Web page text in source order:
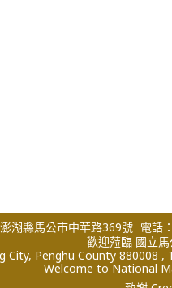
湖縣馬公市中華路369號 電話
歡迎蒞臨 國立
Penghu County 880008 ,
Welcome to National